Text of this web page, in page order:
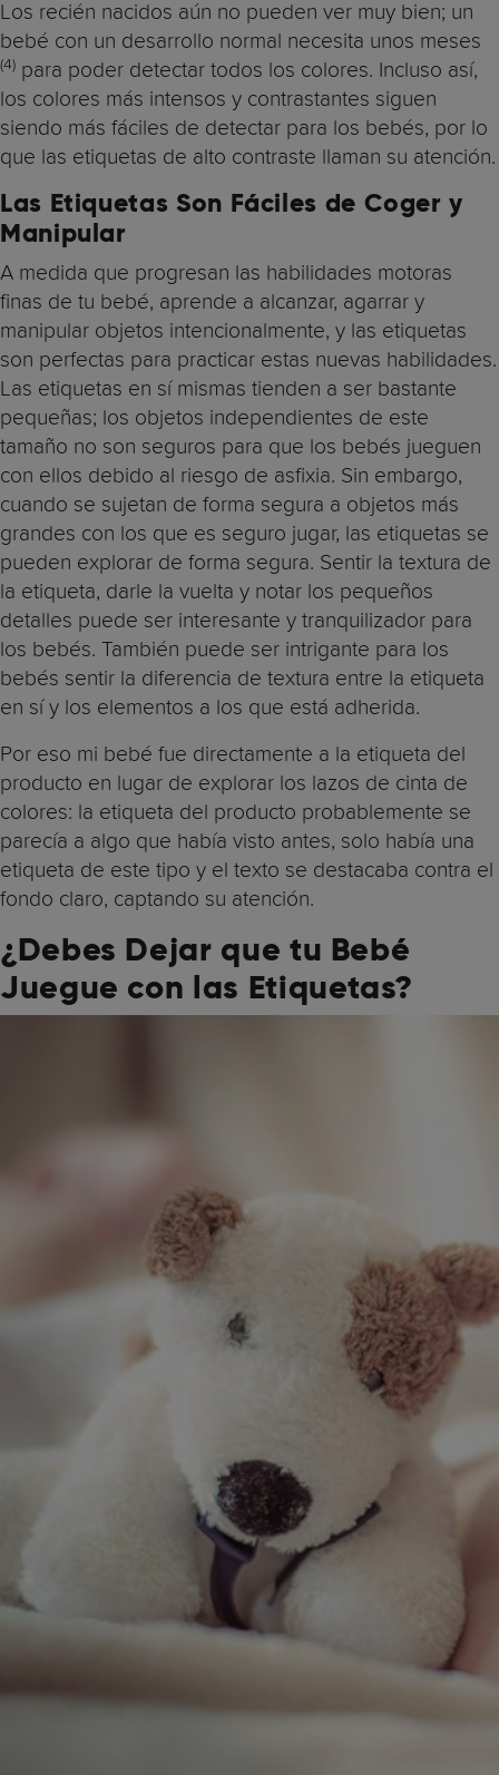
Los recién nacidos aún no pueden ver muy bien; un
bebé con un desarrollo normal necesita unos meses
(4) para poder detectar todos los colores. Incluso así,
los colores más intensos y contrastantes siguen
siendo más fáciles de detectar para los bebés, por lo
que las etiquetas de alto contraste llaman su atención.
Las Etiquetas Son Fáciles de Coger y
Manipular
A medida que progresan las habilidades motoras
finas de tu bebé, aprende a alcanzar, agarrar y
manipular objetos intencionalmente, y las etiquetas
son perfectas para practicar estas nuevas habilidades.
Las etiquetas en sí mismas tienden a ser bastante
pequeñas; los objetos independientes de este
tamaño no son seguros para que los bebés jueguen
con ellos debido al riesgo de asfixia. Sin embargo,
cuando se sujetan de forma segura a objetos más
grandes con los que es seguro jugar, las etiquetas se
pueden explorar de forma segura. Sentir la textura de
la etiqueta, darle la vuelta y notar los pequeños
detalles puede ser interesante y tranquilizador para
los bebés. También puede ser intrigante para los
bebés sentir la diferencia de textura entre la etiqueta
en sí y los elementos a los que está adherida.
Por eso mi bebé fue directamente a la etiqueta del
producto en lugar de explorar los lazos de cinta de
colores: la etiqueta del producto probablemente se
parecía a algo que había visto antes, solo había una
etiqueta de este tipo y el texto se destacaba contra el
fondo claro, captando su atención.
¿Debes Dejar que tu Bebé
Juegue con las Etiquetas?